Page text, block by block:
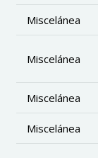
Miscelánea
Miscelánea
Miscelánea
Miscelánea